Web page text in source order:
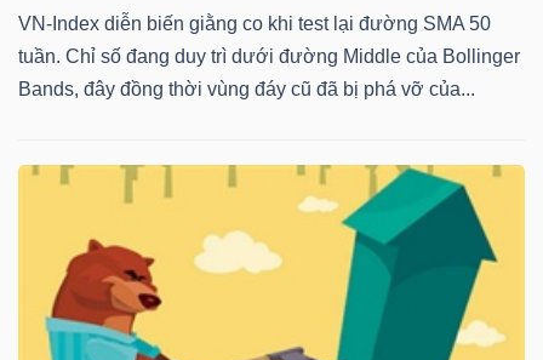
VN-Index diễn biến giằng co khi test lại đường SMA 50
tuần. Chỉ số đang duy trì dưới đường Middle của Bollinger
Bands, đây đồng thời vùng đáy cũ đã bị phá vỡ của...